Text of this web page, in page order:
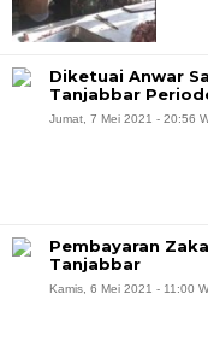
Diketuai Anwar
Tanjabbar
Jumat, 7 Mei 2021 - 20:56
Pembayaran
Tanjabbar
Kamis, 6 Mei 2021 - 11:00